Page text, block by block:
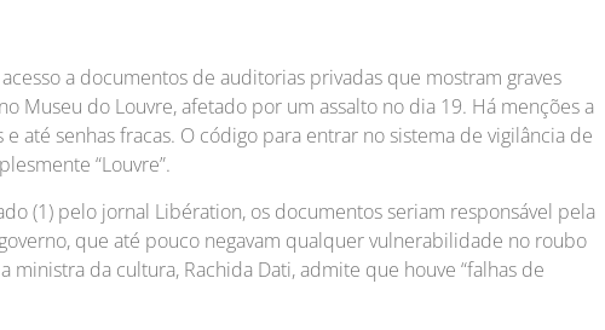
a documentos de auditorias privadas que mostram graves
Museu do Louvre, afetado por um assalto no dia 19. Há menções a
até senhas fracas. O código para entrar no sistema de vigilância de
“Louvre”.
(1) pelo jornal Libération, os documentos seriam responsável pela
que até pouco negavam qualquer vulnerabilidade no roubo
ministra da cultura, Rachida Dati, admite que houve “falhas de